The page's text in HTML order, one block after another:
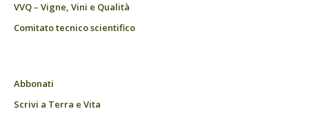
VVQ – Vigne, Vini e Qualità
Comitato tecnico scientifico
Abbonati
Scrivi a Terra e Vita